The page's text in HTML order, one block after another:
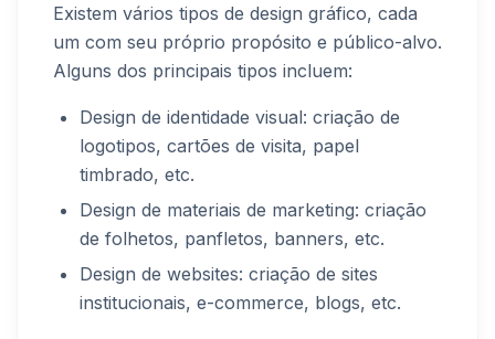
Existem vários tipos de design gráfico, cada
um com seu próprio propósito e público-alvo.
Alguns dos principais tipos incluem:
Design de identidade visual: criação de
logotipos, cartões de visita, papel
timbrado, etc.
Design de materiais de marketing: criação
de folhetos, panfletos, banners, etc.
Design de websites: criação de sites
institucionais, e-commerce, blogs, etc.